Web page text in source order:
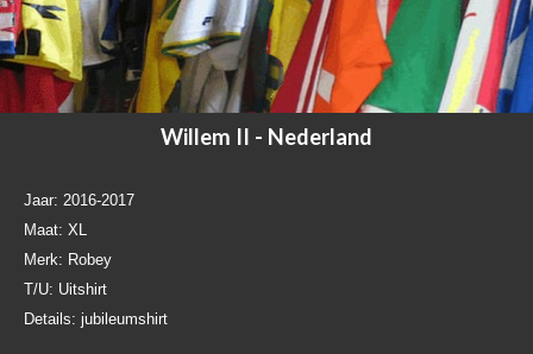
Willem II - Nederland
Jaar: 2016-2017
Maat: XL
Merk: Robey
T/U: Uitshirt
Details: jubileumshirt